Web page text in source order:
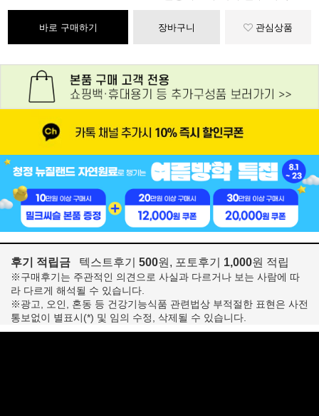
바로 구매하기 장바구니 관심상품
후기 적립금 텍스트후기 500원, 포토후기 1,000원 적립
※구매후기는 주관적인 의견으로 사실과 다르거나 보는 사람에 따
라 다르게 해석될 수 있습니다.
※광고, 오인, 혼동 등 건강기능식품 관련법상 부적절한 표현은 사전
통보없이 별표시(*) 및 임의 수정, 삭제될 수 있습니다.